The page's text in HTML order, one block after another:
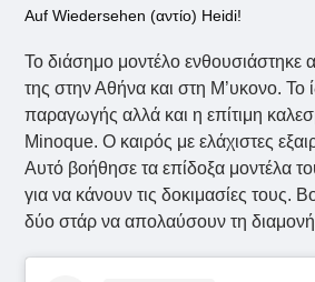
Auf Wiedersehen (αντίο) Heidi!
Το διάσημο μοντέλο
της στην Αθήνα και στη Μ’υκονο. Το
παραγωγής αλλά και η επίτιμη
Minoque. Ο καιρός με ελάχιστες
Αυτό βοήθησε τα επίδοξα μοντέλα
για να κάνουν τις δοκιμασίες τους.
δύο στάρ να απολαύσουν τη